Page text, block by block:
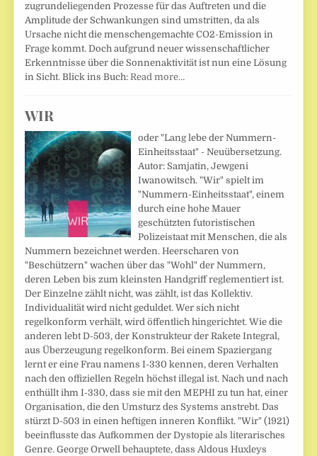
zugrundeliegenden Prozesse für das Auftreten und die
Amplitude der Schwankungen sind umstritten, da als
Ursache nicht die menschengemachte CO2-Emission in
Frage kommt. Doch aufgrund neuer wissenschaftlicher
Erkenntnisse über die Sonnenaktivität ist nun eine Lösung
in Sicht. Blick ins Buch:Read more…
WIR
oder "Lang lebe der Nummern-
Einheitsstaat" - Neuübersetzung.
Autor: Samjatin, Jewgeni
Iwanowitsch. "Wir" spielt im
"Nummern-Einheitsstaat", einem
durch eine hohe Mauer
geschützten futoristischen
Polizeistaat mit Menschen, die als
Nummern bezeichnet werden. Heerscharen von
"Beschützern" wachen über das "Wohl" der Nummern,
deren Leben bis zum kleinsten Handgriff reglementiert ist.
Der Einzelne zählt nicht, was zählt, ist das Kollektiv.
Individualität wird nicht geduldet. Wer sich nicht
regelkonform verhält, wird öffentlich hingerichtet. Wie die
anderen lebt D-503, der Konstrukteur der Rakete Integral,
aus Überzeugung regelkonform. Bei einem Spaziergang
lernt er eine Frau namens I-330 kennen, deren Verhalten
nach den offiziellen Regeln höchst illegal ist. Nach und nach
enthüllt ihm I-330, dass sie mit den MEPHI zu tun hat, einer
Organisation, die den Umsturz des Systems anstrebt. Das
stürzt D-503 in einen heftigen inneren Konflikt. "Wir" (1921)
beeinflusste das Aufkommen der Dystopie als literarisches
Genre. George Orwell behauptete, dass Aldous Huxleys